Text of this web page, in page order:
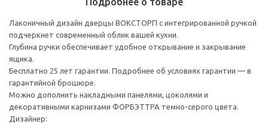
Лаконичный дизайн дверцы ВОКСТОРП с интегрированной ручкой
подчеркнет современный облик вашей кухни.
Глубина ручки обеспечивает удобное открывание и закрывание
ящика.
Бесплатно 25 лет гарантии. Подробнее об условиях гарантии — в
гарантийной брошюре.
Можно дополнить накладными панелями, цоколями и
декоративными карнизами ФОРБЭТТРА темно-серого цвета.
Дизайнер: